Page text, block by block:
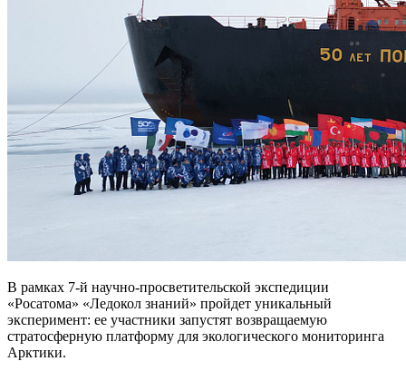
В рамках 7-й научно-просветительской экспедиции
«Росатома» «Ледокол знаний» пройдет уникальный
эксперимент: ее участники запустят возвращаемую
стратосферную платформу для экологического мониторинга
Арктики.